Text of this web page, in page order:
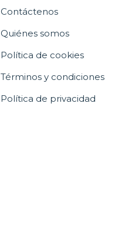
Contáctenos
Quiénes somos
Política de cookies
Términos y condiciones
Política de privacidad